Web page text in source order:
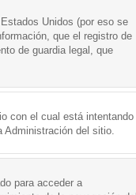
Unidos (por eso se
que el registro de
de guardia legal, que
con el cual está intentando
Administración del sitio.
para acceder a